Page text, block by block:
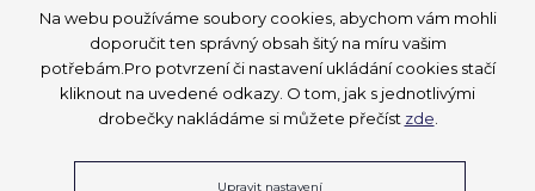
Česká reprezentace ladí
formu na EuroSkills 2025
7. 1. 2025
Na webu používáme soubory cookies, abychom vám mohli
doporučit ten správný obsah šitý na míru vašim
potřebám.Pro potvrzení či nastavení ukládání cookies stačí
kliknout na uvedené odkazy. O tom, jak s jednotlivými
drobečky nakládáme si můžete přečíst zde
Upravit nastavení